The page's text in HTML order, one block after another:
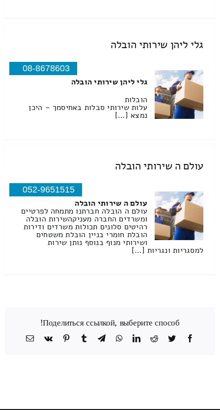
גלי ליהן שירותי הובלה
08-8678603
גלי ליהן שירותי הובלה
הובלות
עלות שירותי סבלות באחיסמך – היכן
נמצא […]
עולם ה שירותי הובלה
052-9651515
עולם ה שירותי הובלה
עולם ה הובלה חברתנו מתמחה לפרטיים
ומשרדים החברה מעניקהשירות הובלה
רהיטים סלונים תכולות משרדים ודירות
הובלת חומרי בניין הובלת משטחים
ושירותי מנוף בנוסף נותן שירות
למסגריות ונגריות […]
Поделиться ссылкой, выберите способ!
Facebook
Twitter
Reddit
LinkedIn
WhatsApp
Telegram
Tumblr
Pinterest
Vk
כתובת